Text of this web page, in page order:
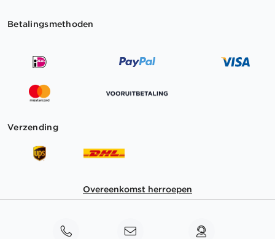
Betalingsmethoden
Verzending
Overeenkomst herroepen